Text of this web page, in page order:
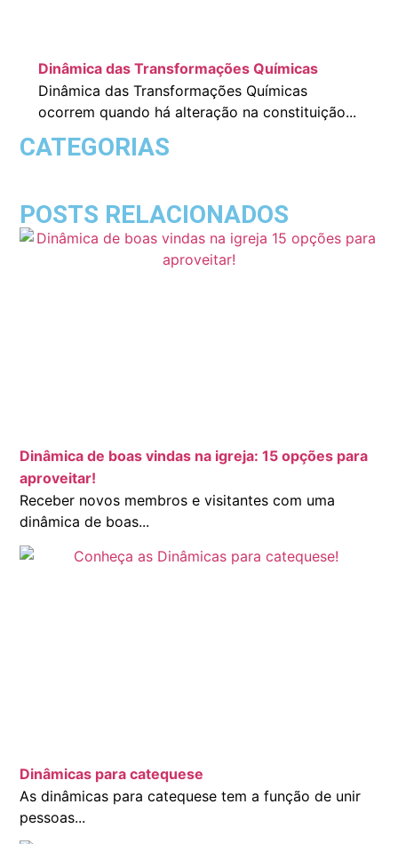
Dinâmica das Transformações Químicas
Dinâmica das Transformações Químicas
ocorrem quando há alteração na constituição...
CATEGORIAS
POSTS RELACIONADOS
Dinâmica de boas vindas na igreja: 15 opções para
aproveitar!
Receber novos membros e visitantes com uma
dinâmica de boas...
Dinâmicas para catequese
As dinâmicas para catequese tem a função de unir
pessoas...